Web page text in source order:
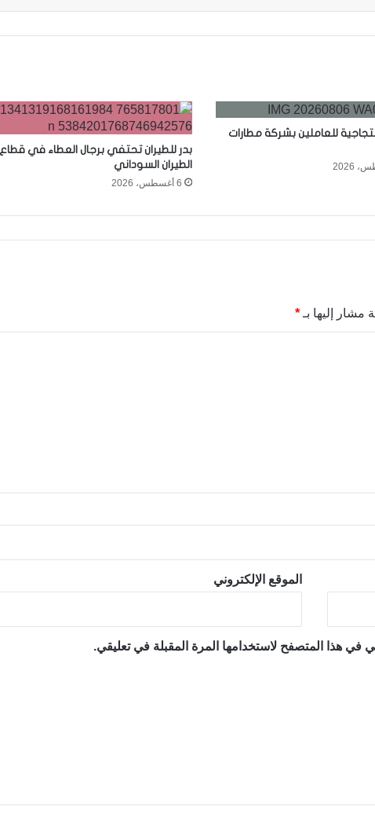
للعاملين بشركة مطارات
بدر للطيران تحتفي برجال العطاء في قطاع
الطيران السوداني
6 أغسطس، 2026
مشار إليها بـ *
الموقع الإلكتروني
في هذا المتصفح لاستخدامها المرة المقبلة في تعليقي.